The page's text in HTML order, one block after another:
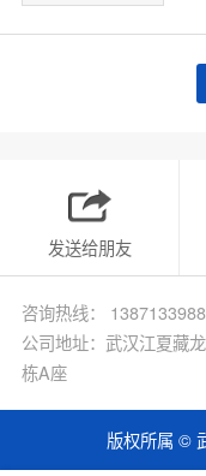
发送给朋友
咨询热线：
公司地址：武汉江夏藏
栋A座
版权所属 ©